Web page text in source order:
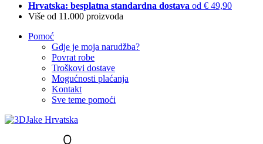
Hrvatska: besplatna standardna dostava od € 49,90
Više od 11.000 proizvoda
Pomoć
Gdje je moja narudžba?
Povrat robe
Troškovi dostave
Mogućnosti plaćanja
Kontakt
Sve teme pomoći